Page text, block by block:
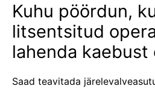
Kuhu pöördun,
litsentsitud
lahenda kaebust
Saad teavitada